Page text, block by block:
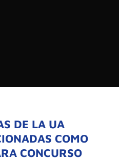
DE CHILE
DE LA UA
COMO
CONCURSO